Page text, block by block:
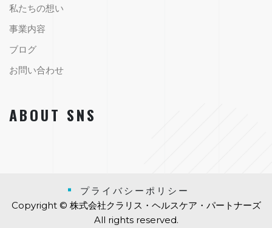
私たちの想い
事業内容
ブログ
お問い合わせ
ABOUT SNS
プライバシーポリシー
Copyright © 株式会社クラリス・ヘルスケア・パートナーズ
All rights reserved.